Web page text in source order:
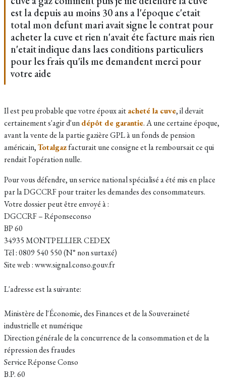
est la depuis au moins 30 ans a l'époque c'etait
total mon defunt mari avait signe le contrat pour
acheter la cuve et rien n'avait éte facture mais rien
n'etait indique dans laes conditions particuliers
pour les frais qu'ils me demandent merci pour
votre aide
Il est peu probable que votre époux aitacheté la cuve, il devait
certainement s'agir d'undépôt de garantie. A une certaine époque,
avant la vente de la partie gazière GPL à un fonds de pension
américain,Totalgazfacturait une consigne et la remboursait ce qui
rendait l'opération nulle.
Pour vous défendre, un service national spécialisé a été mis en place
par la DGCCRF pour traiter les demandes des consommateurs.
Votre dossier peut être envoyé à :
DGCCRF – Réponseconso
BP 60
34935 MONTPELLIER CEDEX
Tél : 0809 540 550 (N° non surtaxé)
Site web : www.signal.conso.gouv.fr
L'adresse est la suivante:
Ministère de l'Économie, des Finances et de la Souveraineté
industrielle et numérique
Direction générale de la concurrence de la consommation et de la
répression des fraudes
Service Réponse Conso
B.P. 60